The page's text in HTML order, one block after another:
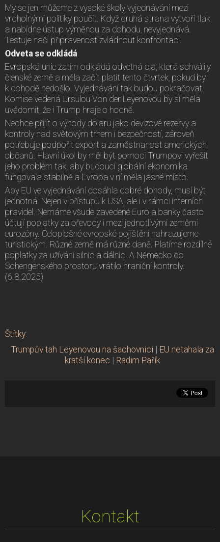
My se jen můžeme z vysoké školy vyjednávání mezi
vrcholnými politiky poučit. Když druhá strana vytvoří tlak
a nabídne ústup výměnou za dohodu, nevyjednává.
Testuje naši připravenost zvládnout konfrontaci.
Odveta se odkládá
Evropská unie zatím odkládá odvetná cla, která schválily
členské země a měla začít platit tento čtvrtek, pokud by
k dohodě nedošlo. Vyjednávání tak budou pokračovat.
Komise vedená Ursulou Von der Leyenovou by si měla
uvědomit, že i Trump hraje o hodně.
Nechce přijít o výhody dolaru jako devizové rezervy a
kontroly nad světovým trhem i bezpečností, zároveň
potřebuje podpořit export a zaměstnanost amerických
občanů. Hlavní úkol by měl být pomoci Trumpovi vyřešit
jeho problém tak, aby budoucí globální ekonomika
fungovala stabilně a Evropa v ní měla jasné místo.
Aby EU ve vyjednávání dosáhla dobré dohody, musí být
jednotná. Nejen v přístupu k USA, ale i v rámci interních
pravidel. Nemáme všude zavedené Euro a banky často
účtují poplatky za převody i mezi jednotlivými zeměmi
eurozóny. Celoplošné evropské pojištění nahrazujeme
turistickým. Různé země má různé daně. Platíme rozdílné
poplatky za užívání silnic a dálnic. A Německo do
Schengenského prostoru vrátilo hraniční kontroly.
(6.8.2025)
Štítky:
Trumpův tah Leyenovou na šachovnici | EU netahala za
kratší konec | Radim Pařík
Kontakt